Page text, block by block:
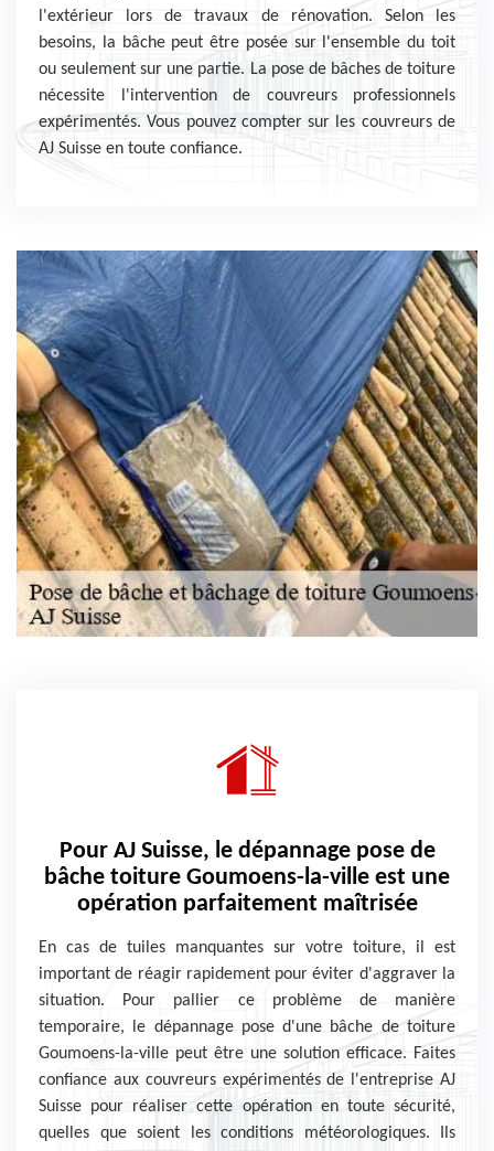
l'extérieur lors de travaux de rénovation. Selon les
besoins, la bâche peut être posée sur l'ensemble du toit
ou seulement sur une partie. La pose de bâches de toiture
nécessite l'intervention de couvreurs professionnels
expérimentés. Vous pouvez compter sur les couvreurs de
AJ Suisse en toute confiance.
Pour AJ Suisse, le dépannage pose de
bâche toiture Goumoens-la-ville est une
opération parfaitement maîtrisée
En cas de tuiles manquantes sur votre toiture, il est
important de réagir rapidement pour éviter d'aggraver la
situation. Pour pallier ce problème de manière
temporaire, le dépannage pose d'une bâche de toiture
Goumoens-la-ville peut être une solution efficace. Faites
confiance aux couvreurs expérimentés de l'entreprise AJ
Suisse pour réaliser cette opération en toute sécurité,
quelles que soient les conditions météorologiques. Ils